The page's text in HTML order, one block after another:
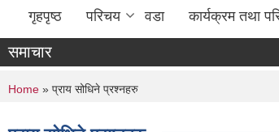
गृहपृष्ठ परिचय वडा कार्यक्रम तथा
समाचार
You are here
Home » प्राय सोधिने प्रश्नहरु